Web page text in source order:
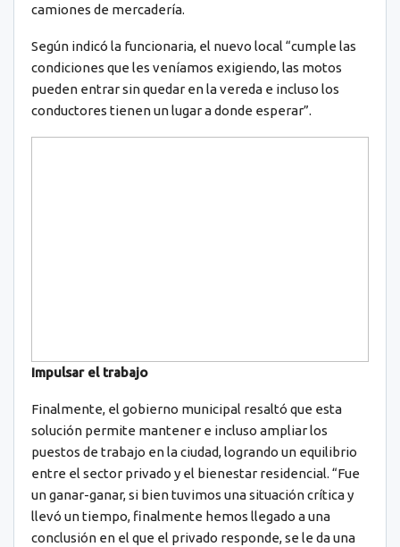
camiones de mercadería.
Según indicó la funcionaria, el nuevo local “cumple las
condiciones que les veníamos exigiendo, las motos
pueden entrar sin quedar en la vereda e incluso los
conductores tienen un lugar a donde esperar”.
Impulsar el trabajo
Finalmente, el gobierno municipal resaltó que esta
solución permite mantener e incluso ampliar los
puestos de trabajo en la ciudad, logrando un equilibrio
entre el sector privado y el bienestar residencial. “Fue
un ganar-ganar, si bien tuvimos una situación crítica y
llevó un tiempo, finalmente hemos llegado a una
conclusión en el que el privado responde, se le da una